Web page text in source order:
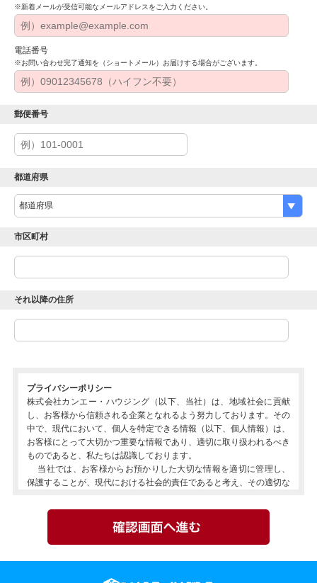
※新着メールが受信可能なメールアドレスをご入力ください。
電話番号
※お問い合わせ完了通知を（ショートメール）お届けする場合がございます。
郵便番号
都道府県
市区町村
それ以降の住所
プライバシーポリシー
株式会社カンエー・ハウジング（以下、当社）は、地域社会に貢献
し、お客様から信頼される企業となれるよう努力しております。その
中で、現代において、個人を特定できる情報（以下、個人情報）は、
お客様にとって大切かつ重要な情報であり、適切に取り扱われるべき
ものであると、私たちは認識しております。
当社では、お客様からお預かりした大切な情報を適切に管理し、
保護することが、現代における社会的責任であると考え、その適切な
れに従って取り扱っていくことに努めて参ります。
当社は、個人情報保護法および関連するその他の法令・規範を遵守し
当社は、個人情報保護に関する管理体制を確立し、当社規程を役員お
よび従業員に遵守徹底させることに努めます。